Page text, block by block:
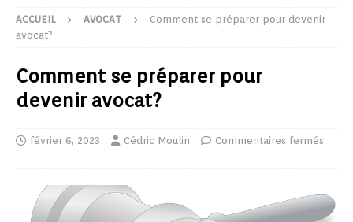
ACCUEIL AVOCAT
Comment se préparer pour devenir
avocat?
Comment se préparer pour
devenir avocat?
février 6, 2023 Cédric Moulin Commentaires fermés